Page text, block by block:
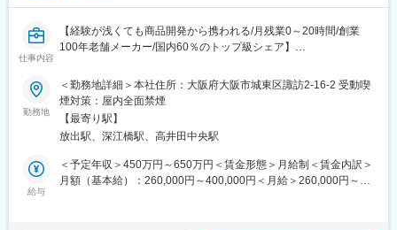
後は既存商品の改良や修正をおこなっていただき、1年ほどで製品
開発に関わっていただきます。
■組織構成／配属部署：
18名：管理職(係長以上)6名、30・40代以上の中堅/ベテラン9名、
20代の若手3名
■当社の特徴：
作業工具のドライバーは国内シェア約60％を誇る、創業100年超
の歴史あるリーディングカンパニーです。最近では小型の電動ド
仕事内容
【経験が浅くても商品開発から携われる/月残業0～20時間/創業
100年老舗メーカー/国内60％のトップ級シェア】
■職務内容：
国内ドライバー市場60%以上のシェアを取っている当社にて、機
械設計業務をお任せいたします。具体的には、3DのCADを使用し
た設計業務(最初は図面の出図作業／簡単な図面修正作業などから
スタート)です。また３Dプリンターや旋盤を利用し、簡単な製品
のサンプルを作成(自分で削って、切ってなどの作業)することもお
願いします。
勤務地
＜勤務地詳細＞本社住所：大阪府大阪市城東区諏訪2-16-2 受動喫
煙対策：屋内全面禁煙
【最寄り駅】
放出駅、深江橋駅、高井田中央駅
給与
＜予定年収＞450万円～650万円＜賃金形態＞月給制＜賃金内訳＞
月額（基本給）：260,000円～400,000円＜月給＞260,000円～